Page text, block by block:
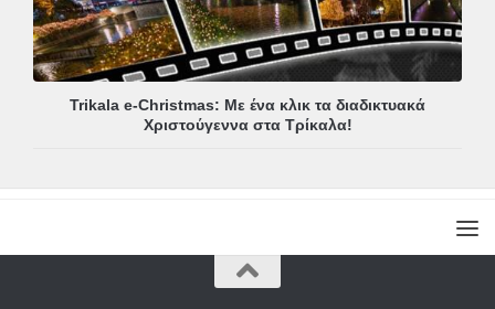
Trikala e-Christmas: Με ένα κλικ τα διαδικτυακά
Χριστούγεννα στα Τρίκαλα!